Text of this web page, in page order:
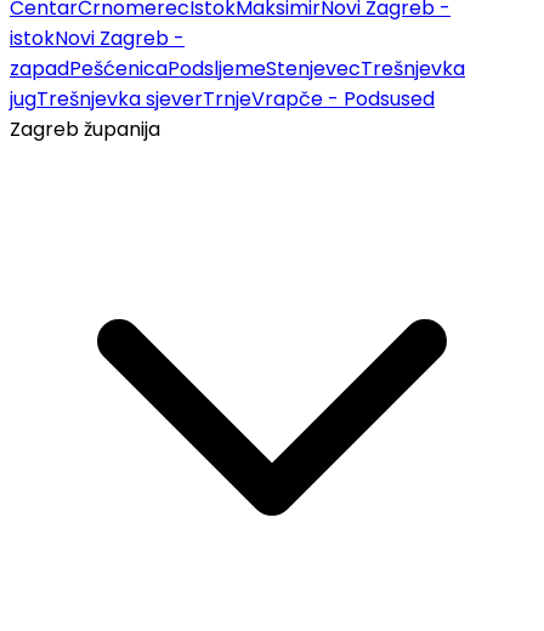
CentarČrnomerecIstokMaksimirNovi Zagreb -
istokNovi Zagreb -
zapadPešćenicaPodsljemeStenjevecTrešnjevka
jugTrešnjevka sjeverTrnjeVrapče - Podsused
Zagreb županija